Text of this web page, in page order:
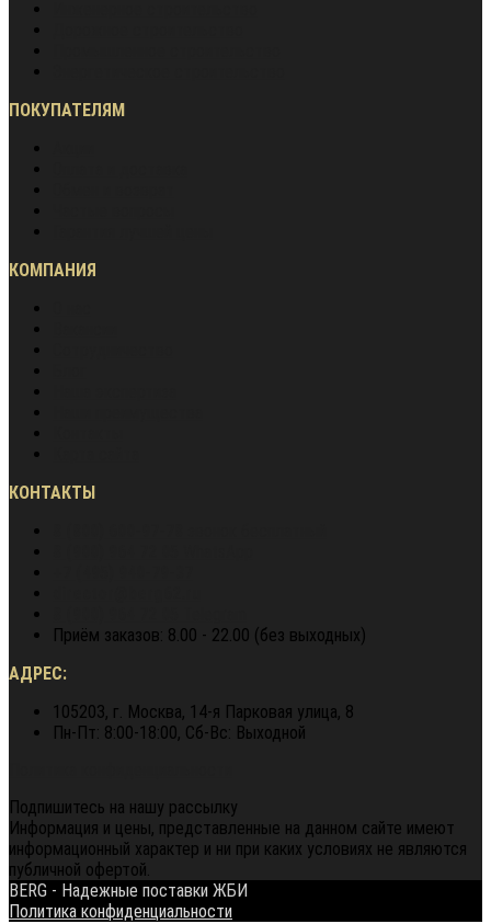
ПОКУПАТЕЛЯМ
КОМПАНИЯ
КОНТАКТЫ
Приём заказов: 8.00 - 22.00 (без выходных)
АДРЕС:
105203, г. Москва, 14-я Парковая улица, 8
Пн-Пт: 8:00-18:00, Сб-Вс: Выходной
Подпишитесь на нашу рассылку
Информация и цены, представленные на данном сайте имеют
информационный характер и ни при каких условиях не являются
публичной офертой.
BERG - Надежные поставки ЖБИ
Политика конфиденциальности